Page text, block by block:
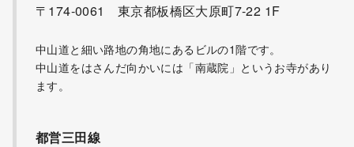
〒174-0061 東京都板橋区大原町7-22 1F
中山道と細い路地の角地にあるビルの1階です。
中山道をはさんだ向かいには「南蔵院」というお寺があり
ます。
都営三田線